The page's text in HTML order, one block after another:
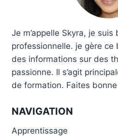
Je m’appelle Skyra, je suis
professionnelle. je gère ce
des informations sur des
passionne. Il s’agit
de formation. Faites
NAVIGATION
Apprentissage